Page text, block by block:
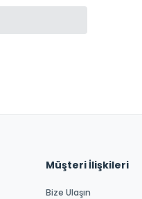
Müşteri İlişkileri
Bize Ulaşın